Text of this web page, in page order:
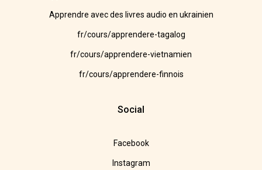
Apprendre avec des livres audio en ukrainien
fr/cours/apprendere-tagalog
fr/cours/apprendere-vietnamien
fr/cours/apprendere-finnois
Social
Facebook
Instagram